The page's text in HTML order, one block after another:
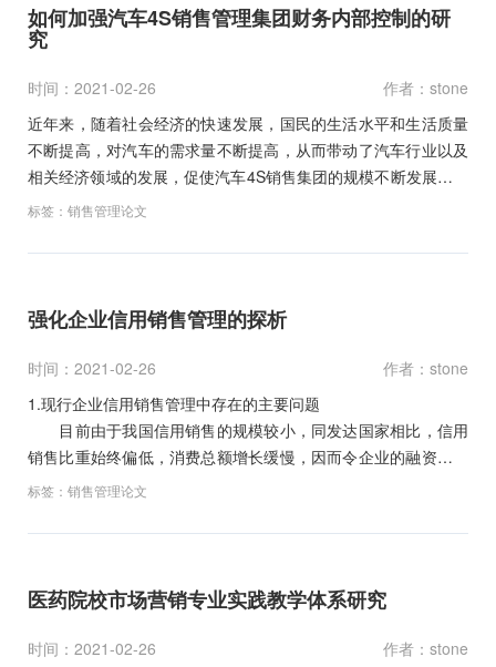
如何加强汽车4S销售管理集团财务内部控制的研
究
时间：2021-02-26
作者：stone
近年来，随着社会经济的快速发展，国民的生活水平和生活质量
不断提高，对汽车的需求量不断提高，从而带动了汽车行业以及
相关经济领域的发展，促使汽车4S销售集团的规模不断发展和壮
大…
标签： 销售管理论文
强化企业信用销售管理的探析
时间：2021-02-26
作者：stone
1.现行企业信用销售管理中存在的主要问题
目前由于我国信用销售的规模较小，同发达国家相比，信用
销售比重始终偏低，消费总额增长缓慢，因而令企业的融资渠道
狭窄、困难，进一步…
标签： 销售管理论文
医药院校市场营销专业实践教学体系研究
时间：2021-02-26
作者：stone